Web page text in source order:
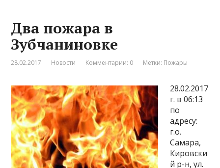
Два пожара в
Зубчаниновке
28.02.2017 Новости Комментарии: 0 Метки: Пожары
28.02.2017
г. в 06:13
по
адресу:
г.о.
Самара,
Кировски
й р-н, ул.